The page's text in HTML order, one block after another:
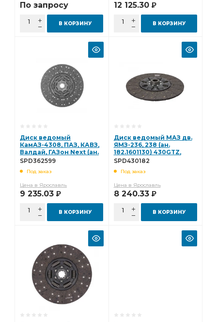
По запросу
В КОРЗИНУ
12 125.30 Р
В КОРЗИНУ
Диск ведомый
КамАЗ-4308, ПАЗ, КАВЗ,
Валдай, ГАЗон Next (ан.
1878002599, 1878001501)
SPD362599
SPD362599
Под заказ
Цена в Ярославль
9 235.03 Р
В КОРЗИНУ
Диск ведомый МАЗ дв.
ЯМЗ-236, 238 (ан.
182.1601130) 430GTZ,
1.3/4"-10N Starco
SPD430182
Под заказ
Цена в Ярославль
8 240.33 Р
В КОРЗИНУ